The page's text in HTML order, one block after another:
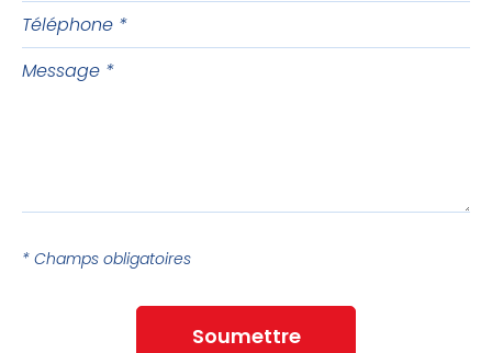
Téléphone
Message
* Champs obligatoires
Soumettre